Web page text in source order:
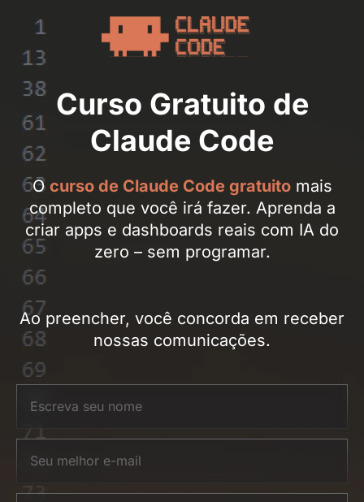
Curso Gratuito de
Claude Code
O curso de Claude Code gratuitomais
completo que você irá fazer. Aprenda a
criar apps e dashboards reais com IA do
zero – sem programar.
Ao preencher, você concorda em receber
nossas comunicações.